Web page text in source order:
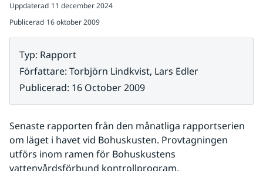
Uppdaterad 11 december 2024
Publicerad 16 oktober 2009
Typ: Rapport
Författare: Torbjörn Lindkvist, Lars Edler
Publicerad: 16 October 2009
Senaste rapporten från den månatliga rapportserien
om läget i havet vid Bohuskusten. Provtagningen
utförs inom ramen för Bohuskustens
vattenvårdsförbund kontrollprogram.